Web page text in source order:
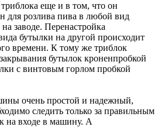
еще и в том, что он
для розлива пива в любой вид
заводе. Перенастройка
бутылки на другой происходит
времени. К тому же триблок
бутылок кроненпробкой
с винтовым горлом пробкой
очень простой и надежный,
следить только за правильным
на входе в машину. А